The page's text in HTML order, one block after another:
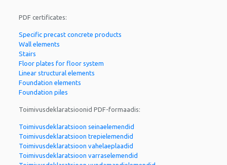
PDF certificates:
Specific precast concrete products
Wall elements
Stairs
Floor plates for floor system
Linear structural elements
Foundation elements
Foundation piles
Toimivusdeklaratsioonid PDF-formaadis:
Toimivusdeklaratsioon seinaelemendid
Toimivusdeklaratsioon trepielemendid
Toimivusdeklaratsioon vahelaeplaadid
Toimivusdeklaratsioon varraselemendid